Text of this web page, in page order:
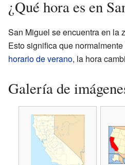
¿Qué hora es en
San Miguel se encuentra en la
Esto significa que
horario de verano, la hora
Galería de